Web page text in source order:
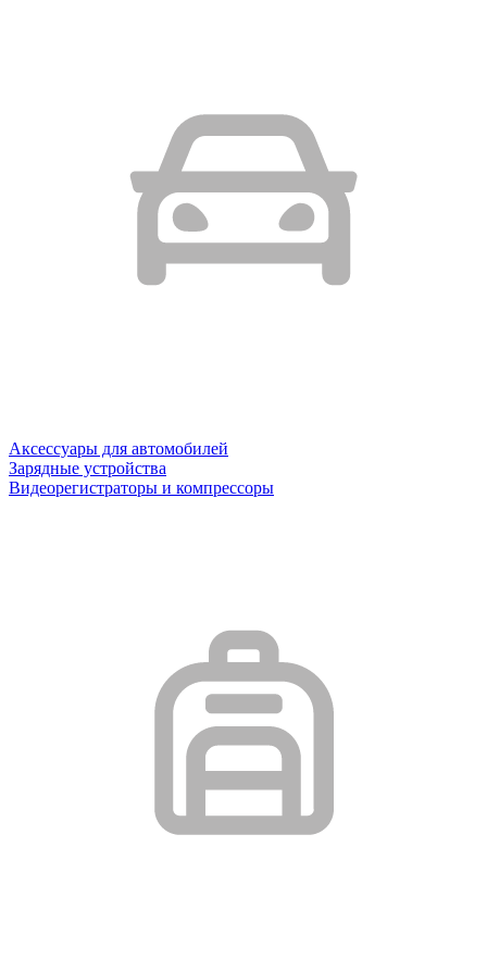
Аксессуары для автомобилей
Зарядные устройства
Видеорегистраторы и компрессоры